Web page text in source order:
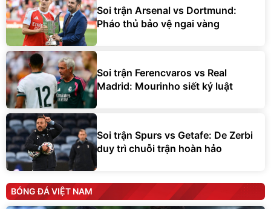
Soi trận Arsenal vs Dortmund:
Pháo thủ bảo vệ ngai vàng
Soi trận Ferencvaros vs Real
Madrid: Mourinho siết kỷ luật
Soi trận Spurs vs Getafe: De Zerbi
duy trì chuỗi trận hoàn hảo
BÓNG ĐÁ VIỆT NAM